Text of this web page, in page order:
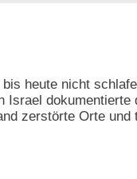
heute nicht
Israel dokumentierte
zerstörte Orte und